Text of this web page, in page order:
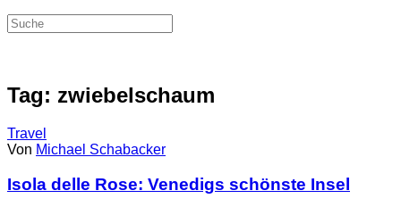
Tag: zwiebelschaum
Travel
Von Michael Schabacker
Isola delle Rose: Venedigs schönste Insel